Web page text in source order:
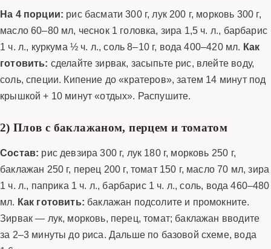
На 4 порции: рис басмати 300 г, лук 200 г, морковь 300 г,
масло 60–80 мл, чеснок 1 головка, зира 1,5 ч. л., барбарис
1 ч. л., куркума ½ ч. л., соль 8–10 г, вода 400–420 мл. Как
готовить: сделайте зирвак, засыпьте рис, влейте воду,
соль, специи. Кипение до «кратеров», затем 14 минут под
крышкой + 10 минут «отдых». Распушите.
2) Плов с баклажаном, перцем и томатом
Состав: рис девзира 300 г, лук 180 г, морковь 250 г,
баклажан 250 г, перец 200 г, томат 150 г, масло 70 мл, зира
1 ч. л., паприка 1 ч. л., барбарис 1 ч. л., соль, вода 460–480
мл. Как готовить: баклажан подсолите и промокните.
Зирвак — лук, морковь, перец, томат; баклажан вводите
за 2–3 минуты до риса. Дальше по базовой схеме, вода